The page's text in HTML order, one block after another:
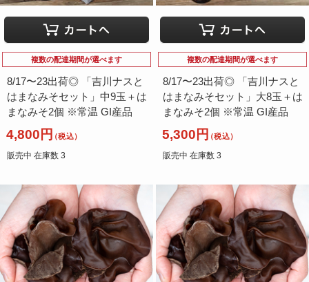
複数の配達期間が選べます
8/17〜23出荷◎ 「吉川ナスと
はまなみそセット」中9玉＋は
まなみそ2個 ※常温 GI産品
4,800円（税込）
販売中 在庫数 3
複数の配達期間が選べます
8/17〜23出荷◎ 「吉川ナスと
はまなみそセット」大8玉＋は
まなみそ2個 ※常温 GI産品
5,300円（税込）
販売中 在庫数 3